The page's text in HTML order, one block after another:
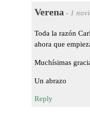
Verena - 1
Toda la razón
ahora que
Muchísimas
Un abrazo
Reply